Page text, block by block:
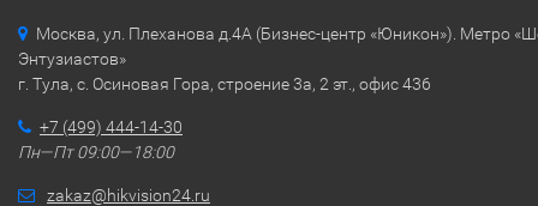
Москва, ул. Плеханова д.4А (Бизнес-центр «Юникон»). Метро
Энтузиастов»
г. Тула, с. Осиновая Гора, строение 3а, 2 эт., офис 436
+7 (499) 444-14-30
Пн—Пт 09:00—18:00
zakaz@hikvision24.ru